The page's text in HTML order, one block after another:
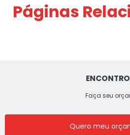
Páginas
Faça seu
Quero meu